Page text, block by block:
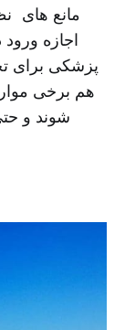
مانع های
اجازه
پزشکی برای
هم برخی
شوند و